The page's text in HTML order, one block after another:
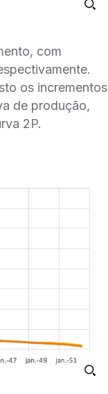
com
os incrementos
de produção,
2P.